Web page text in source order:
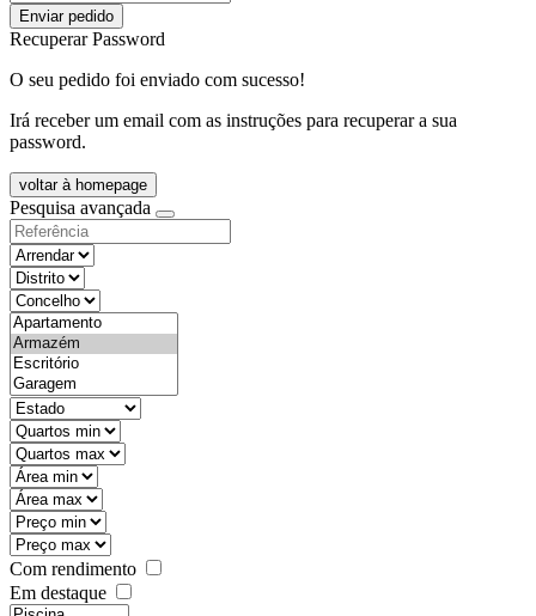
Enviar pedido
Recuperar Password
O seu pedido foi enviado com sucesso!
Irá receber um email com as instruções para recuperar a sua
password.
voltar à homepage
Pesquisa avançada
objective
districtId
countyId
types
state
mintypo
maxtypo
minarea
maxarea
minprice
maxprice
Com rendimento
Em destaque